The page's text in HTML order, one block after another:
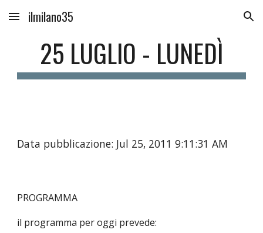
Skip to main content Skip to navigation
ilmilano35
25 LUGLIO - LUNEDÌ
Data pubblicazione: Jul 25, 2011 9:11:31 AM
PROGRAMMA
il programma per oggi prevede: